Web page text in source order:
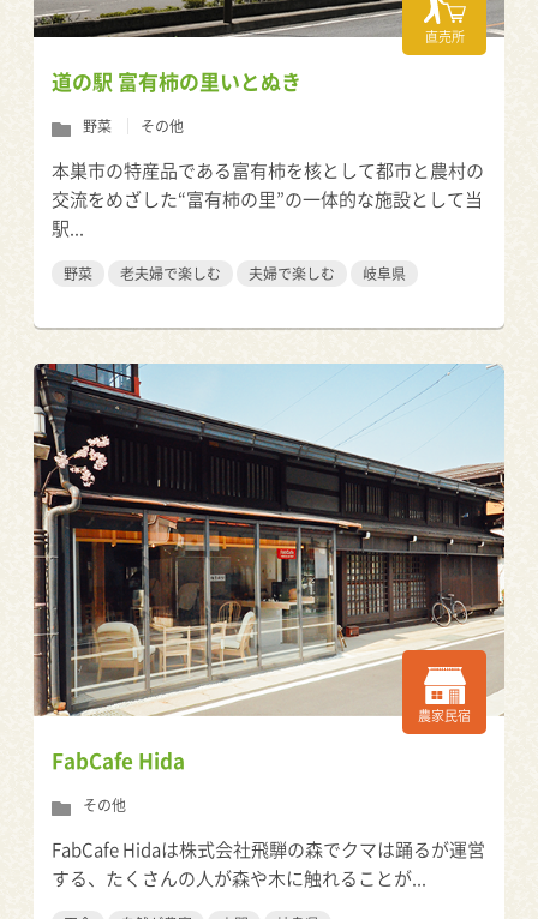
直売所
道の駅 富有柿の里いとぬき
野菜 その他
本巣市の特産品である富有柿を核として都市と農村の
交流をめざした“富有柿の里”の一体的な施設として当
駅...
野菜 老夫婦で楽しむ 夫婦で楽しむ 岐阜県
農家民宿
FabCafe Hida
その他
FabCafe Hidaは株式会社飛騨の森でクマは踊るが運営
する、たくさんの人が森や木に触れることが...